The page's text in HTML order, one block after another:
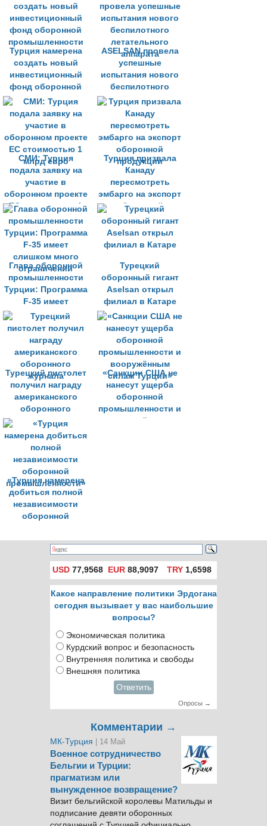
долларов
Турция намерена
создать новый
инвестиционный
фонд оборонной
промышленности
ASELSAN провела
успешные
испытания нового
беспилотного
летательного
аппарата
СМИ: Турция
подала заявку на
участие в
оборонном проекте
ЕС стоимостью 1
млрд евро
Турция призвала
Канаду
пересмотреть
эмбарго на экспорт
оборонной
продукции
Глава оборонной
промышленности
Турции: Программа
F-35 имеет
слишком много
ограничений
Турецкий
оборонный гигант
Aselsan открыл
филиал в Катаре
Турецкий пистолет
получил награду
американского
оборонного
журнала
«Санкции США не
нанесут ущерба
оборонной
промышленности и
вооружённым
«Турция намерена
добиться полной
независимости
оборонной
USD 77,9568 EUR 88,9097 TRY1,6598
Какое направление политики Эрдогана
сегодня вызывает у вас наибольшие
вопросы?
Экономическая политика
Курдский вопрос и безопасность
Внутренняя политика и свободы
Внешняя политика
Ответить
Опросы →
Комментарии →
МК-Турция | 14 Май
Военное сотрудничество
Бельгии и Турции:
прагматизм или
вынужденное возвращение?
Визит бельгийской королевы Матильды и
подписание девяти оборонных